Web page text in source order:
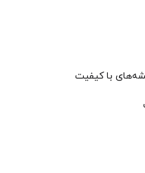
با کیفیت